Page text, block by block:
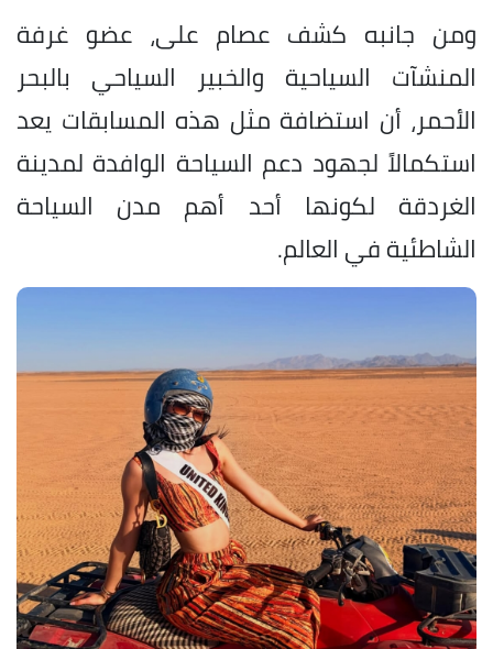
ومن جانبه كشف عصام على، عضو غرفة
المنشآت السياحية والخبير السياحي بالبحر
الأحمر، أن استضافة مثل هذه المسابقات يعد
استكمالاً لجهود دعم السياحة الوافدة لمدينة
الغردقة لكونها أحد أهم مدن السياحة
الشاطئية في العالم.